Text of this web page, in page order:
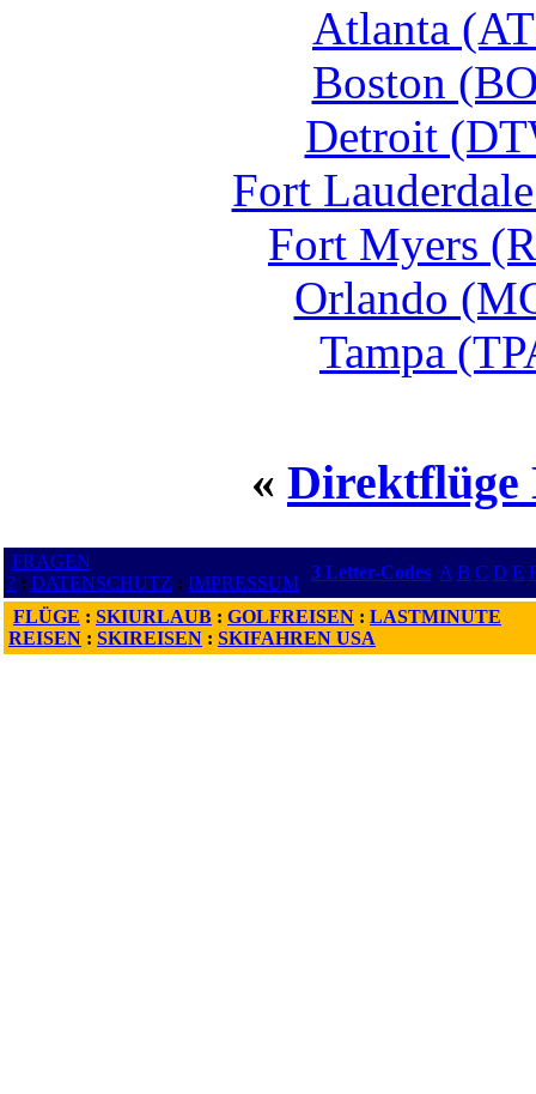
Atlanta
Boston
Detroit
Fort
Fort Myers
Orlando
Tampa
« Direktflüge
FRAGEN
? : DATENSCHUTZ : IMPRESSUM
3 Letter-Codes A B C D E
FLÜGE : SKIURLAUB : GOLFREISEN : LASTMINUTE
REISEN : SKIREISEN : SKIFAHREN USA